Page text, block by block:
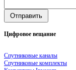
Цифровое вещание
Спутниковые каналы
Спутниковые комплекты